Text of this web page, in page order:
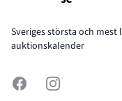
Sveriges största och
auktionskalender
FacebookInstagram